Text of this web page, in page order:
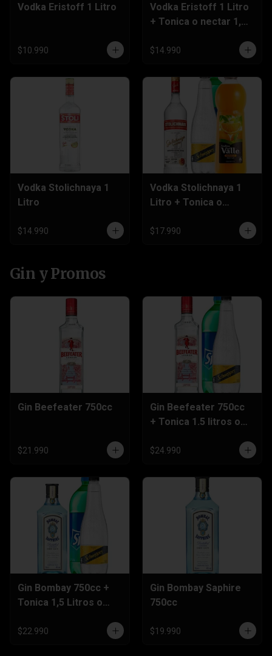
Vodka Eristoff 1 Litro
$10.990
Vodka Eristoff 1 Litro
+ Tonica o nectar 1,5
$14.990
Vodka Stolichnaya 1
Litro
$14.990
Vodka Stolichnaya 1
Litro + Tonica o
$17.990
Gin y Promos
Gin Beefeater 750cc
$21.990
Gin Beefeater 750cc
+ Tonica 1.5 litros o
$24.990
Gin Bombay 750cc +
Tonica 1,5 Litros o
$22.990
Gin Bombay Saphire
750cc
$19.990